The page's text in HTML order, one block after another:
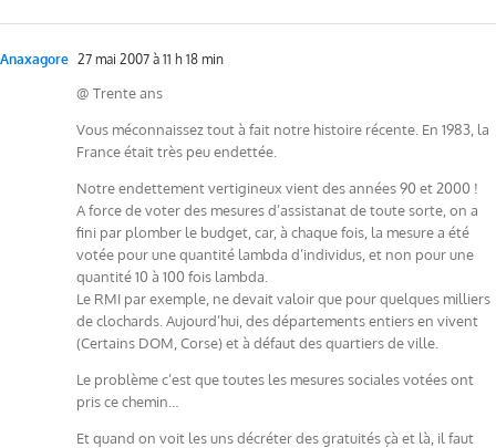
Anaxagore 27 mai 2007 à 11 h 18 min
@ Trente ans
Vous méconnaissez tout à fait notre histoire récente. En 1983, la
France était très peu endettée.
Notre endettement vertigineux vient des années 90 et 2000 !
A force de voter des mesures d’assistanat de toute sorte, on a
fini par plomber le budget, car, à chaque fois, la mesure a été
votée pour une quantité lambda d’individus, et non pour une
quantité 10 à 100 fois lambda.
Le RMI par exemple, ne devait valoir que pour quelques milliers
de clochards. Aujourd’hui, des départements entiers en vivent
(Certains DOM, Corse) et à défaut des quartiers de ville.
Le problème c’est que toutes les mesures sociales votées ont
pris ce chemin…
Et quand on voit les uns décréter des gratuités çà et là, il faut